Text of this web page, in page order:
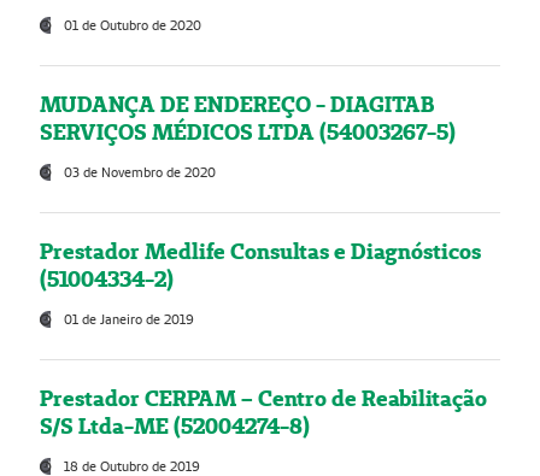
01 de Outubro de 2020
MUDANÇA DE ENDEREÇO - DIAGITAB
SERVIÇOS MÉDICOS LTDA (54003267-5)
03 de Novembro de 2020
Prestador Medlife Consultas e Diagnósticos
(51004334-2)
01 de Janeiro de 2019
Prestador CERPAM – Centro de Reabilitação
S/S Ltda-ME (52004274-8)
18 de Outubro de 2019